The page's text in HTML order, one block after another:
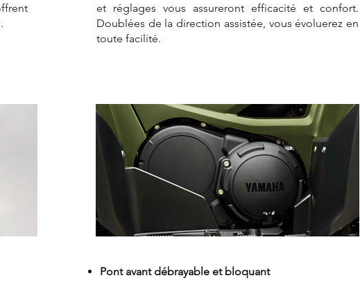
et réglages vous assureront efficacité et confort.
Doublées de la direction assistée, vous évoluerez en
toute facilité.
Pont avant débrayable et bloquant